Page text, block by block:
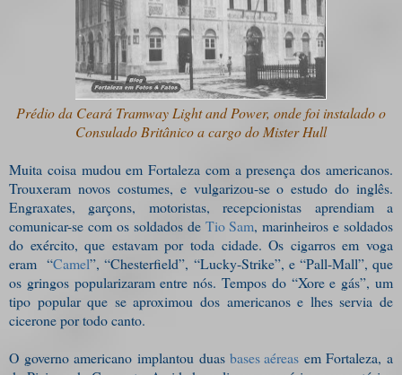
Prédio da Ceará Tramway Light and Power, onde foi instalado o
Consulado Britânico a cargo do Mister Hull
Muita coisa mudou em Fortaleza com a presença dos americanos.
Trouxeram novos costumes, e vulgarizou-se o estudo do inglês.
Engraxates, garçons, motoristas, recepcionistas aprendiam a
comunicar-se com os soldados de Tio Sam, marinheiros e soldados
do exército, que estavam por toda cidade. Os cigarros em voga
eram “Camel”, “Chesterfield”, “Lucky-Strike”, e “Pall-Mall”, que
os gringos popularizaram entre nós. Tempos do “Xore e gás”, um
tipo popular que se aproximou dos americanos e lhes servia de
cicerone por todo canto.
O governo americano implantou duasbases aéreas em Fortaleza, a